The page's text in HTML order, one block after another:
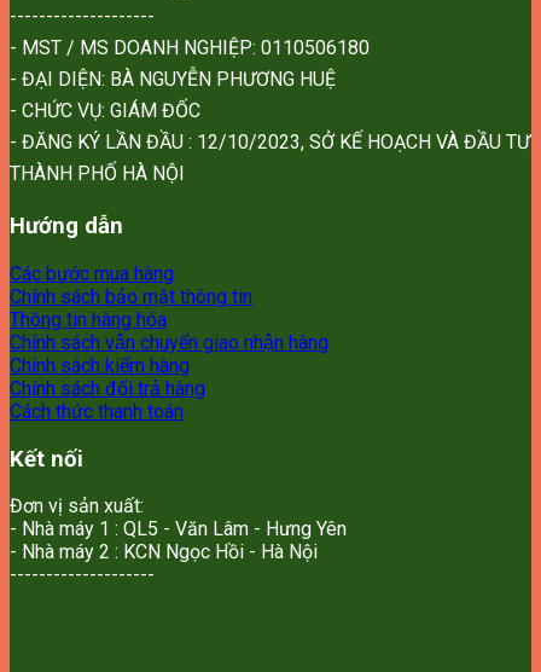
--------------------
- MST / MS DOANH NGHIỆP: 0110506180
- ĐẠI DIỆN: BÀ NGUYỄN PHƯƠNG HUỆ
- CHỨC VỤ: GIÁM ĐỐC
- ĐĂNG KÝ LẦN ĐẦU : 12/10/2023, SỞ KẾ HOẠCH VÀ ĐẦU TƯ
THÀNH PHỐ HÀ NỘI
Hướng dẫn
Các bước mua hàng
Chính sách bảo mật thông tin
Thông tin hàng hóa
Chính sách vận chuyển giao nhận hàng
Chính sách kiểm hàng
Chính sách đổi trả hàng
Cách thức thanh toán
Kết nối
Đơn vị sản xuất:
- Nhà máy 1 : QL5 - Văn Lâm - Hưng Yên
- Nhà máy 2 : KCN Ngọc Hồi - Hà Nội
--------------------